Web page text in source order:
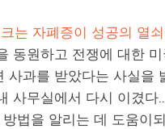
는 자폐증이 성공의 열
동원하고 전쟁에 대한
과를 받았다는 사실을
사무실에서 다시 이겼
법을 알리는 데 도움이